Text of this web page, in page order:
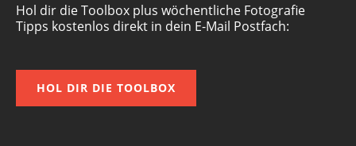
Hol dir die Toolbox plus wöchentliche Fotografie
Tipps kostenlos direkt in dein E-Mail Postfach:
HOL DIR DIE TOOLBOX